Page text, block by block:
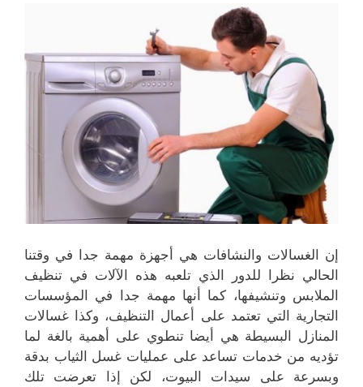
إن الغسالات والنشافات هي أجهزة مهمة جدا في وقتنا
الحالي نظرا للدور الذي تلعبه هذه الآلات في تنظيف
الملابس وتنشيفها، كما أنها مهمة جدا في المؤسسات
التجارية التي تعتمد على أعمال التنظيف، وكذا غسالات
المنازل البسيطة هي أيضا تنطوي على أهمية بالغة لما
تؤديه من خدمات تساعد على عمليات غسل الثياب بدقة
وبسرعة على سيدات البيوت، لكن إذا تعرضت تلك